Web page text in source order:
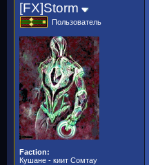
[FX]Storm
Пользователь
Faction:
Кушане - киит Сомтау